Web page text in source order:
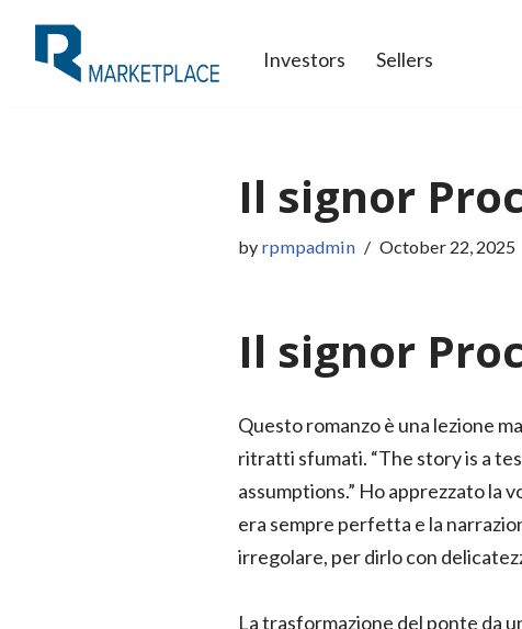
Skip
Investors Sellers
Il signor
by rpmpadmin October 22, 2025
Il signor
Questo romanzo è una lezione
ritratti sfumati. “The story is a
assumptions.” Ho apprezzato la
era sempre perfetta e la
irregolare, per dirlo con
La trasformazione del ponte da